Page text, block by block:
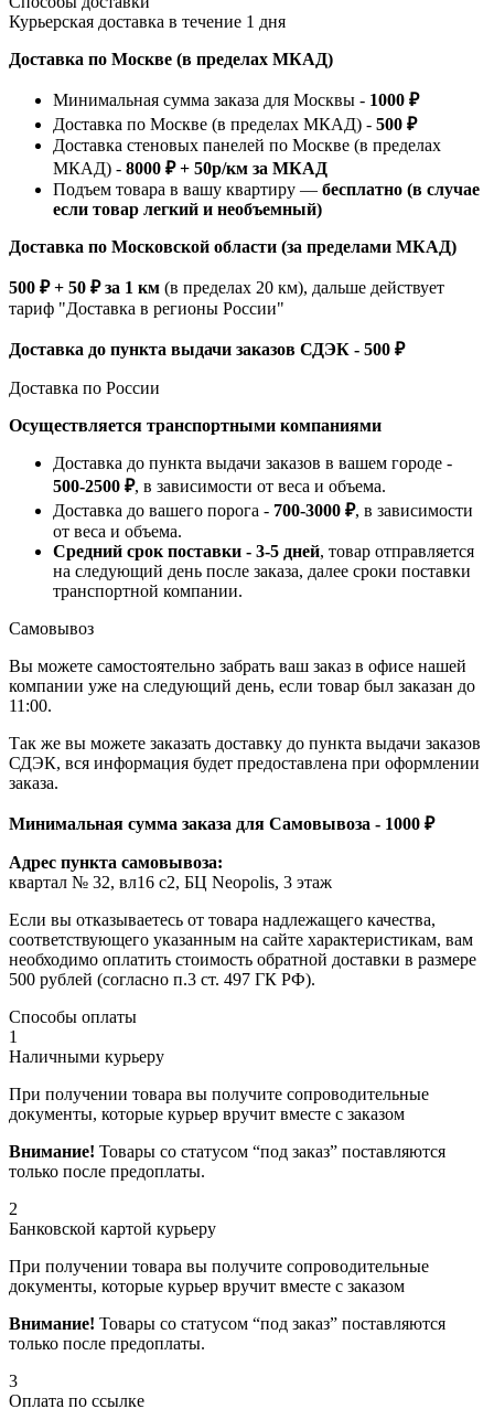
Курьерская доставка в течение 1 дня
Доставка по Москве (в пределах МКАД)
Минимальная сумма заказа для Москвы - 1000 ₽
Доставка по Москве (в пределах МКАД) - 500 ₽
Доставка стеновых панелей по Москве (в пределах
МКАД) - 8000 ₽ + 50р/км за МКАД
Подъем товара в вашу квартиру — бесплатно (в случае
если товар легкий и необъемный)
Доставка по Московской области (за пределами МКАД)
500 ₽ + 50 ₽ за 1 км (в пределах 20 км), дальше действует
тариф "Доставка в регионы России"
Доставка до пункта выдачи заказов СДЭК - 500 ₽
Доставка по России
Осуществляется транспортными компаниями
Доставка до пункта выдачи заказов в вашем городе -
500-2500 ₽, в зависимости от веса и объема.
Доставка до вашего порога - 700-3000 ₽, в зависимости
от веса и объема.
Средний срок поставки - 3-5 дней, товар отправляется
на следующий день после заказа, далее сроки поставки
транспортной компании.
Самовывоз
Вы можете самостоятельно забрать ваш заказ в офисе нашей
компании уже на следующий день, если товар был заказан до
11:00.
Так же вы можете заказать доставку до пункта выдачи заказов
СДЭК, вся информация будет предоставлена при оформлении
заказа.
Минимальная сумма заказа для Самовывоза - 1000 ₽
Адрес пункта самовывоза:
квартал № 32, вл16 с2, БЦ Neopolis, 3 этаж
Если вы отказываетесь от товара надлежащего качества,
соответствующего указанным на сайте характеристикам, вам
необходимо оплатить стоимость обратной доставки в размере
500 рублей (согласно п.3 ст. 497 ГК РФ).
Способы оплаты
1
Наличными курьеру
При получении товара вы получите сопроводительные
документы, которые курьер вручит вместе с заказом
Внимание! Товары со статусом “под заказ” поставляются
только после предоплаты.
2
Банковской картой курьеру
При получении товара вы получите сопроводительные
документы, которые курьер вручит вместе с заказом
Внимание! Товары со статусом “под заказ” поставляются
только после предоплаты.
3
Оплата по ссылке